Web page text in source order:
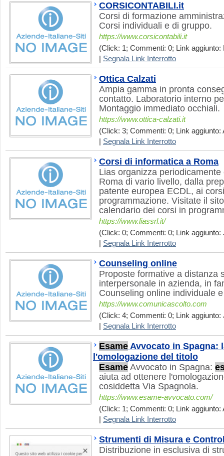
CORSICONTABILI.it
Corsi di formazione
Corsi individuali e di gruppo.
https://www.corsicontabili.it
(Click: 1; Commenti: 0; Link aggiunto:
Segnala Link Interrotto
Ottica Calzati
Ampia gamma in pronta
contatto. Laboratorio interno
Montaggio immediato occhiali.
https://www.ottica-calzati.it
(Click: 3; Commenti: 0; Link aggiunto:
Segnala Link Interrotto
Corsi di informatica a Roma
Lias organizza
Roma di vario livello, dalla
patente europea ECDL, ai
programmazione. Visitate il
calendario dei corsi in
https://www.liassrl.it/
(Click: 0; Commenti: 0; Link aggiunto:
Segnala Link Interrotto
Counseling online
Proposte formative a distanza
interpersonale in azienda, in
Counseling online individuale
https://www.comunicascolto.com
(Click: 4; Commenti: 0; Link aggiunto:
Segnala Link Interrotto
Esame Avvocato in Spagna:
l'omologazione del titolo
Esame Avvocato in Spagna:
aiuta ad ottenere
cosiddetta Via Spagnola.
https://www.esame-avvocato.com/
(Click: 1; Commenti: 0; Link aggiunto:
Segnala Link Interrotto
Strumenti di Misura e
Distribuzione in esclusiva di